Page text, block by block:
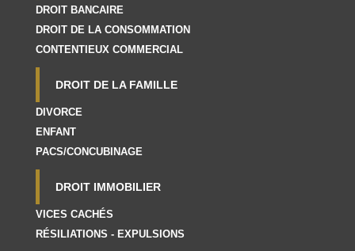
DROIT BANCAIRE
DROIT DE LA CONSOMMATION
CONTENTIEUX COMMERCIAL
DROIT DE LA FAMILLE
DIVORCE
ENFANT
PACS/CONCUBINAGE
DROIT IMMOBILIER
VICES CACHÉS
RÉSILIATIONS - EXPULSIONS